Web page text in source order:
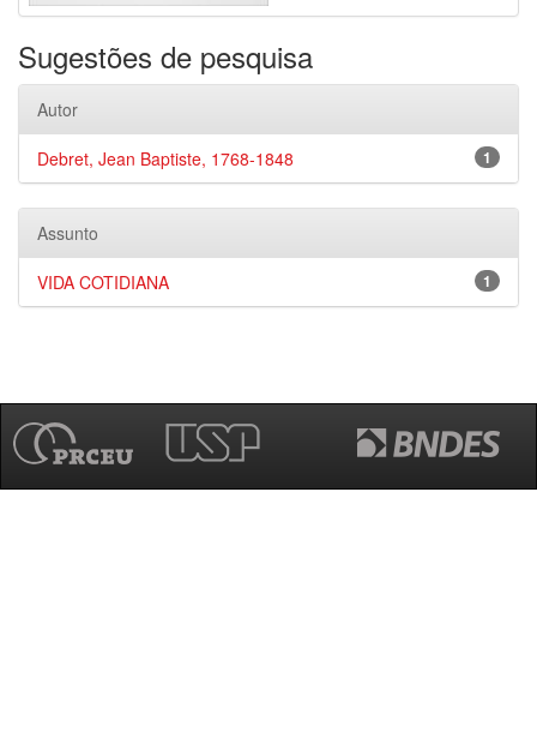
Sugestões de pesquisa
Autor
1
Debret, Jean Baptiste, 1768-1848
Assunto
1
VIDA COTIDIANA